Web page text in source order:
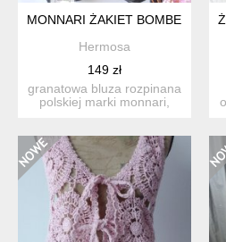
MONNARI ŻAKIET BOMBERKA
Hermosa
149 zł
granatowa bluza rozpinana
polskiej marki monnari,